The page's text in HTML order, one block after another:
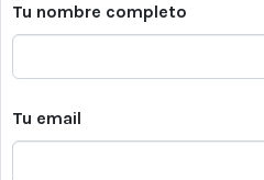
Tu nombre completo
Tu email